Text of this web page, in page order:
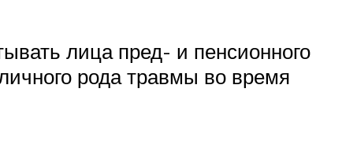
лица пред- и пенсионного
рода травмы во время